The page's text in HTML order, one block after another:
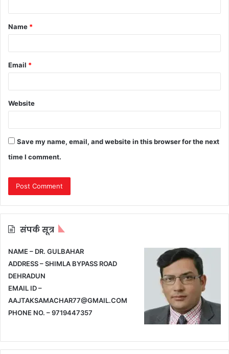
t
*
Name *
Email *
Website
Save my name, email, and website in this browser for the next
time I comment.
संपर्क सूत्र
NAME – DR. GULBAHAR
ADDRESS – SHIMLA BYPASS ROAD
DEHRADUN
EMAIL ID –
AAJTAKSAMACHAR77@GMAIL.COM
PHONE NO. – 9719447357